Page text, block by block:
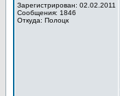
Зарегистрирован: 02.02.2011
Сообщения: 1846
Откуда: Полоцк